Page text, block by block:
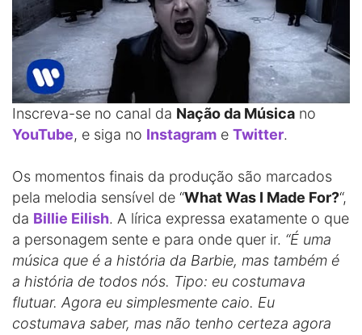
Inscreva-se no canal da Nação da Música no
YouTube, e siga no Instagram e Twitter.
Os momentos finais da produção são marcados
pela melodia sensível de “What Was I Made For?“,
da Billie Eilish. A lírica expressa exatamente o que
a personagem sente e para onde quer ir. “É uma
música que é a história da Barbie, mas também é
a história de todos nós. Tipo: eu costumava
flutuar. Agora eu simplesmente caio. Eu
costumava saber, mas não tenho certeza agora